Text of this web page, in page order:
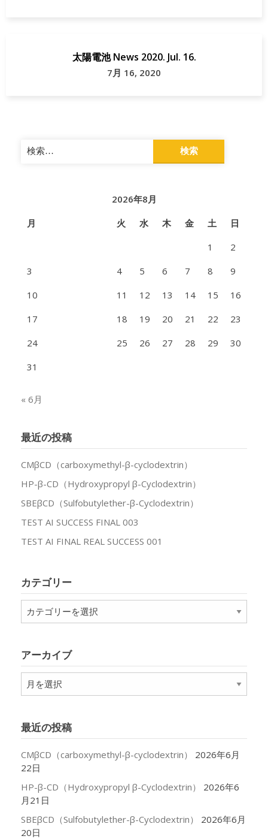
太陽電池 News 2020. Jul. 16.
7月 16, 2020
検
索:
2026年8月
月
火 水 木 金 土
日
1
2
3
4 5 6 7 8
9
10
11 12 13 14 15
16
17
18 19 20 21 22
23
24
25 26 27 28 29
30
31
« 6月
最近の投稿
CMβCD（carboxymethyl-β-cyclodextrin）
HP-β-CD（Hydroxypropyl β-Cyclodextrin）
SBEβCD（Sulfobutylether-β-Cyclodextrin）
TEST AI SUCCESS FINAL 003
TEST AI FINAL REAL SUCCESS 001
カテゴリー
テ
ー
アーカイブ
ア
ー
ブ
最近の投稿
CMβCD（carboxymethyl-β-cyclodextrin）
2026年6月
22日
HP-β-CD（Hydroxypropyl β-Cyclodextrin）
2026年6
月21日
SBEβCD（Sulfobutylether-β-Cyclodextrin）
2026年6月
20日